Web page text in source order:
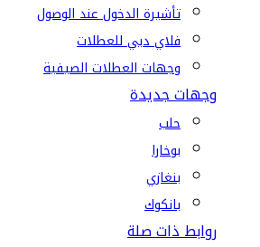
تأشيرة الدخول عند الوصول
فلاي دبي للعطلات
وجهات العطلات الصيفية
وجهات جديدة
حلب
بوخارا
بنغازي
بانكوك
روابط ذات صلة